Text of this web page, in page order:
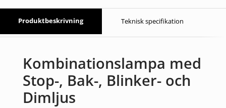
Produktbeskrivning Teknisk specifikation
Kombinationslampa med
Stop-, Bak-, Blinker- och
Dimljus